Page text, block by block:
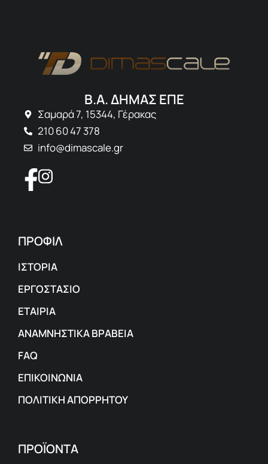
Β.Α. ΔΗΜΑΣ ΕΠΕ
Σαμαρά 7, 15344, Γέρακας
210 60 47 378
info@dimascale.gr
ΠΡΟΦΙΛ
ΙΣΤΟΡΙΑ
ΕΡΓΟΣΤΑΣΙΟ
ΕΤΑΙΡΙΑ
ΑΝΑΜΝΗΣΤΙΚΑ ΒΡΑΒΕΙΑ
FAQ
ΕΠΙΚΟΙΝΩΝΙΑ
ΠΟΛΙΤΙΚΗ ΑΠΟΡΡΗΤΟΥ
ΠΡΟΪΟΝΤΑ